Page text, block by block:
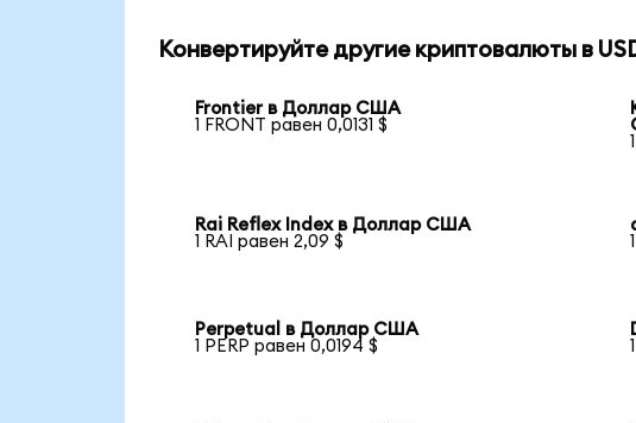
Конвертируйте другие криптовалюты в
Frontier в Доллар США
1 FRONT равен 0,0131 $
Rai Reflex Index в Доллар США
1 RAI равен 2,09 $
Perpetual в Доллар США
1 PERP равен 0,0194 $